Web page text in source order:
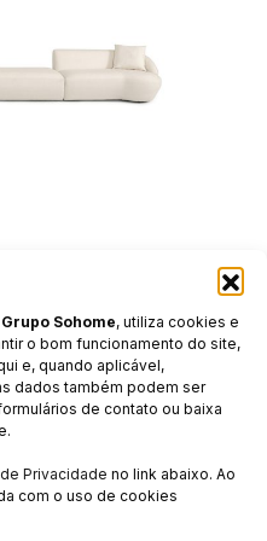
Grupo Sohome, utiliza cookies e
o bom funcionamento do site,
e, quando aplicável,
dados também podem ser
de contato ou baixa
Privacidade no link abaixo. Ao
com o uso de cookies
TÉCNICA